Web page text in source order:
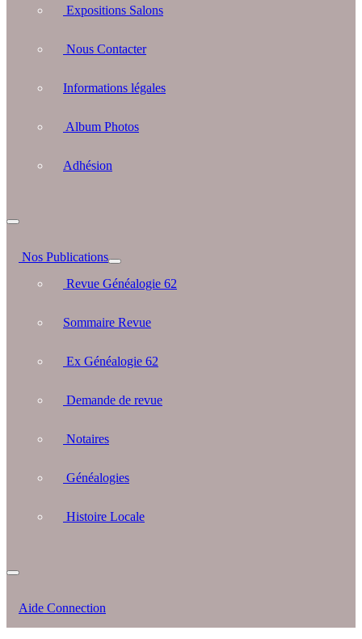
Expositions Salons
Nous Contacter
Informations légales
Album Photos
Adhésion
Nos Publications
Revue Généalogie 62
Sommaire Revue
Ex Généalogie 62
Demande de revue
Notaires
Généalogies
Histoire Locale
Aide Connection